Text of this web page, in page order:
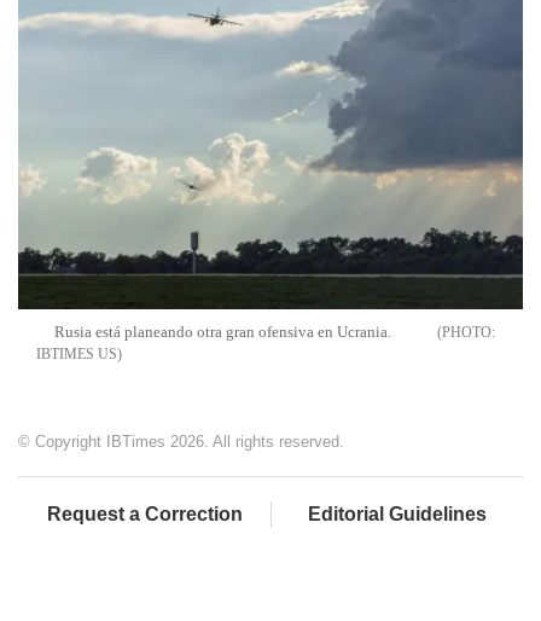
Rusia está planeando otra gran ofensiva en Ucrania.
IBTIMES US
© Copyright IBTimes 2026. All rights reserved.
Request a Correction Editorial Guidelines